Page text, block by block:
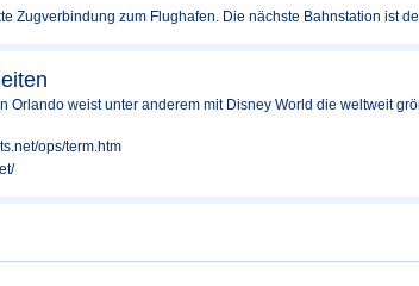
Zugverbindung zum Flughafen. Die nächste Bahnstation ist
Orlando weist unter anderem mit Disney World die weltweit
ops/term.htm